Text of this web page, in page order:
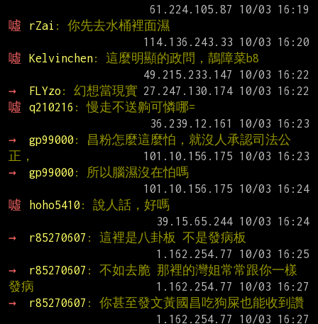
噓
rZai : 你先去水桶裡面濕
噓
Kelvinchen: 這麼明顯的政問，鶄障菜b8
→
FLYzo : 幻想當現實
噓
q210216 : 慢走不送齁可憐哪=
→
gp99000 : 昌粉怎麼這麼怕，就沒人承認司法公
正，
→
gp99000 : 所以腦濕沒在怕嗎
噓
hoho5410 : 說人話，好嗎
→
r85270607 : 這裡是八卦板 不是發病板
→
r85270607 : 不如去脆 那裡的灣姐常常跟你一樣
發病
→
r85270607 : 你甚至發文黃國昌吃狗屎也能收到讚